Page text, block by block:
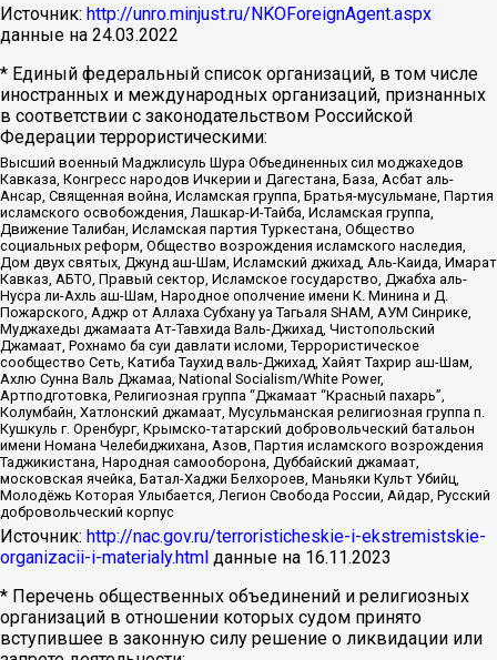
Источник: http://unro.minjust.ru/NKOForeignAgent.aspx
данные на 24.03.2022
* Единый федеральный список организаций, в том числе
иностранных и международных организаций, признанных
в соответствии с законодательством Российской
Федерации террористическими:
Высший военный Маджлисуль Шура Объединенных сил моджахедов
Кавказа, Конгресс народов Ичкерии и Дагестана, База, Асбат аль-
Ансар, Священная война, Исламская группа, Братья-мусульмане, Партия
исламского освобождения, Лашкар-И-Тайба, Исламская группа,
Движение Талибан, Исламская партия Туркестана, Общество
социальных реформ, Общество возрождения исламского наследия,
Дом двух святых, Джунд аш-Шам, Исламский джихад, Аль-Каида, Имарат
Кавказ, АБТО, Правый сектор, Исламское государство, Джабха аль-
Нусра ли-Ахль аш-Шам, Народное ополчение имени К. Минина и Д.
Пожарского, Аджр от Аллаха Субхану уа Тагьаля SHAM, АУМ Синрике,
Муджахеды джамаата Ат-Тавхида Валь-Джихад, Чистопольский
Джамаат, Рохнамо ба суи давлати исломи, Террористическое
сообщество Сеть, Катиба Таухид валь-Джихад, Хайят Тахрир аш-Шам,
Ахлю Сунна Валь Джамаа, National Socialism/White Power,
Артподготовка, Религиозная группа “Джамаат “Красный пахарь”,
Колумбайн, Хатлонский джамаат, Мусульманская религиозная группа п.
Кушкуль г. Оренбург, Крымско-татарский добровольческий батальон
имени Номана Челебиджихана, Азов, Партия исламского возрождения
Таджикистана, Народная самооборона, Дуббайский джамаат,
московская ячейка, Батал-Хаджи Белхороев, Маньяки Культ Убийц,
Молодёжь Которая Улыбается, Легион Свобода России, Айдар, Русский
добровольческий корпус
Источник: http://nac.gov.ru/terroristicheskie-i-ekstremistskie-
organizacii-i-materialy.html данные на 16.11.2023
* Перечень общественных объединений и религиозных
организаций в отношении которых судом принято
вступившее в законную силу решение о ликвидации или